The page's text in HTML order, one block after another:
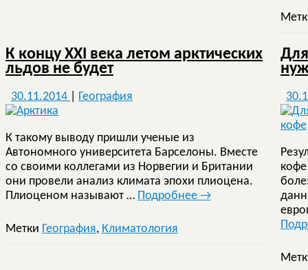
К концу XXI века летом арктических
льдов не будет
30.11.2014 География
К такому выводу пришли ученые из
Автономного университета Барселоны. Вместе
со своими коллегами из Норвегии и Британии
они провели анализ климата эпохи плиоцена.
Плиоценом называют … Подробнее →
Метки География, Климатология